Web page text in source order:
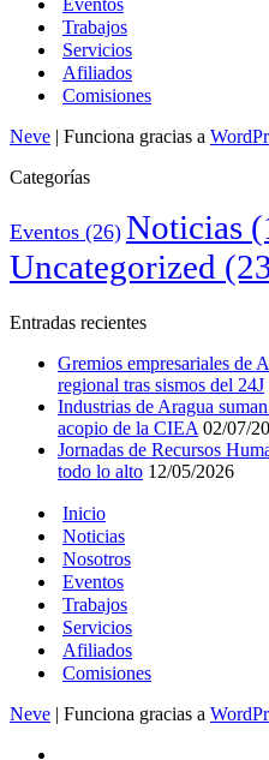
Trabajos
Servicios
Afiliados
Comisiones
Neve | Funciona gracias a
Categorías
Eventos (26) Noticias
Uncategorized
Entradas recientes
Gremios empresariales de
regional tras sismos del 24J
Industrias de Aragua
acopio de la CIEA 02/07/
Jornadas de Recursos
todo lo alto 12/05/2026
Inicio
Noticias
Nosotros
Eventos
Trabajos
Servicios
Afiliados
Comisiones
Neve | Funciona gracias a